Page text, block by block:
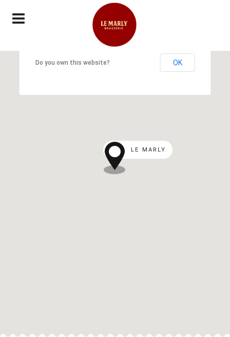
LE MARLY
This page can't load Google Maps correctly.
Do you own this website? OK